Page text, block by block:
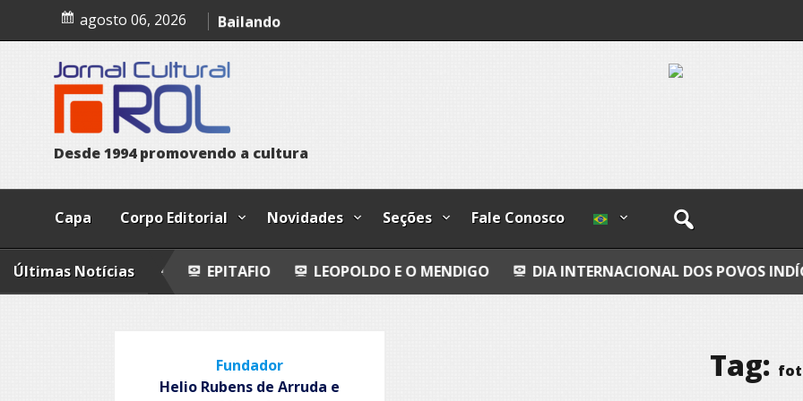
content
agosto 06, 2026
Indígenas
Bailando
Todo azul
Desde1994 promovendo a cultura
Capa Corpo Editorial Novidades Seções Fale Conosco
Últimas Notícias
QUE VI! EPITAFIO LEOPOLDO E O MENDIGO DIA INTERNACIONAL DOS POVOS INDÍGENAS
Tag:
Fundador
Helio Rubens de Arruda e